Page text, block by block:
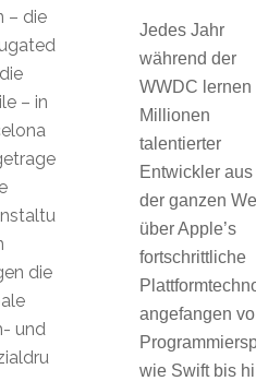
Jedes Jahr
während der
WWDC lernen
Millionen
talentierter
Entwickler aus
der ganzen
über Apple’s
fortschrittliche
angefangen
wie Swift bis
– die
– in
die
und